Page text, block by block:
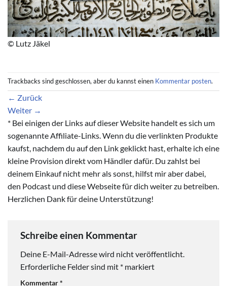
© Lutz Jäkel
Trackbacks sind geschlossen, aber du kannst einen Kommentar posten.
← Zurück
Weiter →
* Bei einigen der Links auf dieser Website handelt es sich um
sogenannte Affiliate-Links. Wenn du die verlinkten Produkte
kaufst, nachdem du auf den Link geklickt hast, erhalte ich eine
kleine Provision direkt vom Händler dafür. Du zahlst bei
deinem Einkauf nicht mehr als sonst, hilfst mir aber dabei,
den Podcast und diese Webseite für dich weiter zu betreiben.
Herzlichen Dank für deine Unterstützung!
Schreibe einen Kommentar
Deine E-Mail-Adresse wird nicht veröffentlicht.
Erforderliche Felder sind mit * markiert
Kommentar*